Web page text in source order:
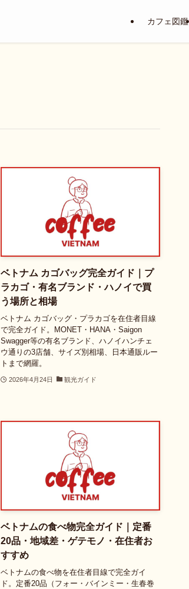
カフェ図鑑
ベトナム カゴバッグ完全ガイド｜プ
ラカゴ・有名ブランド・ハノイで買
う場所と相場
ベトナム カゴバッグ・プラカゴを在住者目線
で完全ガイド。MONET・HANA・Saigon
Swagger等の有名ブランド、ハノイハンチェ
ウ通りの3店舗、サイズ別相場、日本通販ルー
トまで網羅。
2026年4月24日 観光ガイド
ベトナムの食べ物完全ガイド｜定番
20品・地域差・ゲテモノ・在住者お
すすめ
ベトナムの食べ物を在住者目線で完全ガイ
ド。定番20品（フォー・バインミー・生春巻